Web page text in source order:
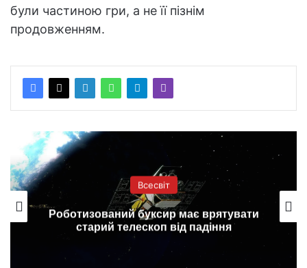
були частиною гри, а не її пізнім
продовженням.
Всесвіт
Роботизований буксир має врятувати
старий телескоп від падіння